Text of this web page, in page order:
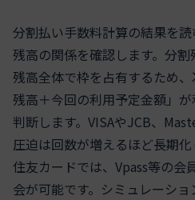
分割払い手数料計算の結果を
残高の関係を確認します。分
残高全体で枠を占有するため
残高＋今回の利用予定金額」
判断します。VISAやJCB、
圧迫は回数が増えるほど長期
住友カードでは、Vpass等の会
会が可能です。シミュレーシ